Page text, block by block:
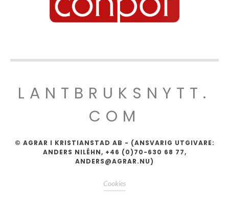
LANTBRUKSNYTT.
COM
© AGRAR I KRISTIANSTAD AB - (ANSVARIG UTGIVARE:
ANDERS NILÉHN, +46 (0)70-630 68 77,
ANDERS@AGRAR.NU)
Cookies